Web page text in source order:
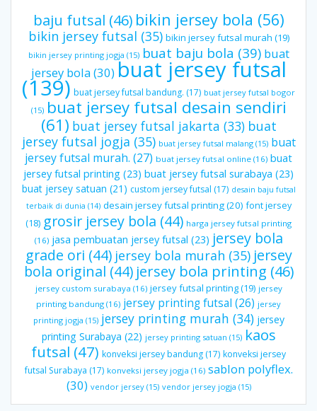
baju futsal (46) bikin jersey bola (56)
bikin jersey futsal (35) bikin jersey futsal murah (19)
bikin jersey printing jogja (15) buat baju bola (39) buat
jersey bola(30)buat jersey futsal
(139) buat jersey futsal bandung. (17) buat jersey futsal bogor
(15) buat jersey futsal desain sendiri
(61) buat jersey futsal jakarta (33) buat
jersey futsal jogja (35) buat jersey futsal malang(15) buat
jersey futsal murah. (27) buat jersey futsal online(16) buat
jersey futsal printing (23) buat jersey futsal surabaya (23)
buat jersey satuan (21) custom jersey futsal (17) desain baju futsal
terbaik di dunia (14) desain jersey futsal printing(20) font jersey
(18) grosir jersey bola (44) harga jersey futsal printing
(16) jasa pembuatan jersey futsal (23) jersey bola
grade ori (44) jersey bola murah (35) jersey
bola original (44) jersey bola printing (46)
jersey custom surabaya (16) jersey futsal printing(19) jersey
printing bandung (16) jersey printing futsal (26) jersey
printing jogja (15) jersey printing murah (34) jersey
printing Surabaya (22) jersey printing satuan (15) kaos
futsal (47) konveksi jersey bandung (17) konveksi jersey
futsal Surabaya (17) konveksi jersey jogja (16) sablon polyflex.
(30) vendor jersey(15) vendor jersey jogja (15)